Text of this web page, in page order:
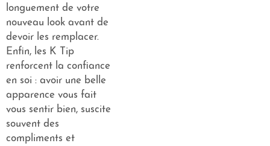
longuement de votre
nouveau look avant de
devoir les remplacer.
Enfin, les K Tip
renforcent la confiance
en soi : avoir une belle
apparence vous fait
vous sentir bien, suscite
souvent des
compliments et